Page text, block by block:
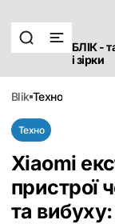
БЛІК -
і зірки
blik техно
Техно
Xiaomi
пристрої
та